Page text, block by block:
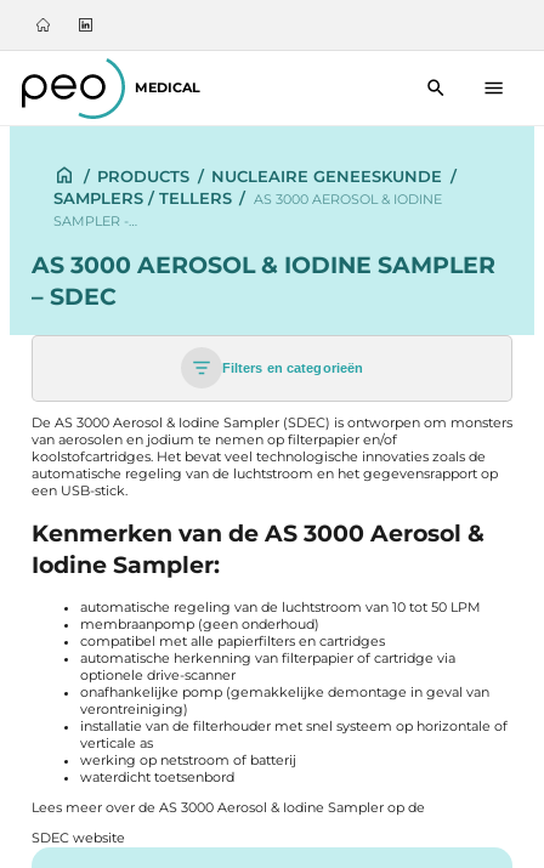
MEDICAL
/ PRODUCTS / NUCLEAIRE GENEESKUNDE /
SAMPLERS / TELLERS / AS 3000 AEROSOL & IODINE
SAMPLER -…
AS 3000 AEROSOL & IODINE SAMPLER
– SDEC
Filters en categorieën
De AS 3000 Aerosol & Iodine Sampler (SDEC) is ontworpen om monsters
van aerosolen en jodium te nemen op filterpapier en/of
koolstofcartridges. Het bevat veel technologische innovaties zoals de
automatische regeling van de luchtstroom en het gegevensrapport op
een USB-stick.
Kenmerken van de AS 3000 Aerosol &
Iodine Sampler:
automatische regeling van de luchtstroom van 10 tot 50 LPM
membraanpomp (geen onderhoud)
compatibel met alle papierfilters en cartridges
automatische herkenning van filterpapier of cartridge via
optionele drive-scanner
onafhankelijke pomp (gemakkelijke demontage in geval van
verontreiniging)
installatie van de filterhouder met snel systeem op horizontale of
verticale as
werking op netstroom of batterij
waterdicht toetsenbord
Lees meer over de AS 3000 Aerosol & Iodine Sampler op de
SDEC website